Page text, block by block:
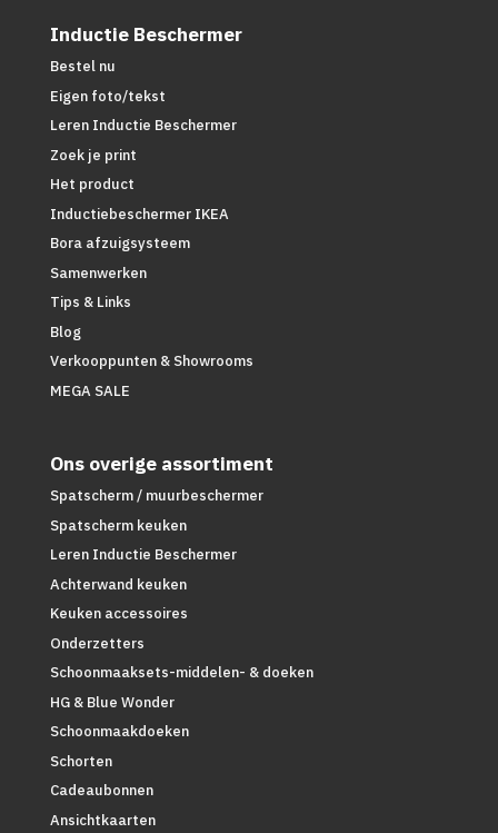
Inductie Beschermer
Bestel nu
Eigen foto/tekst
Leren Inductie Beschermer
Zoek je print
Het product
Inductiebeschermer IKEA
Bora afzuigsysteem
Samenwerken
Tips & Links
Blog
Verkooppunten & Showrooms
MEGA SALE
Ons overige assortiment
Spatscherm / muurbeschermer
Spatscherm keuken
Leren Inductie Beschermer
Achterwand keuken
Keuken accessoires
Onderzetters
Schoonmaaksets-middelen- & doeken
HG & Blue Wonder
Schoonmaakdoeken
Schorten
Cadeaubonnen
Ansichtkaarten